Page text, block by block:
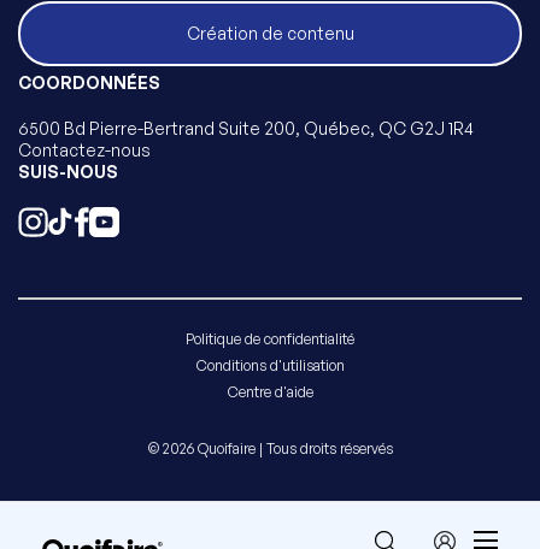
Création de contenu
COORDONNÉES
6500 Bd Pierre-Bertrand Suite 200, Québec, QC G2J 1R4
Contactez-nous
SUIS-NOUS
Politique de confidentialité
Conditions d'utilisation
Centre d'aide
© 2026 Quoifaire | Tous droits réservés